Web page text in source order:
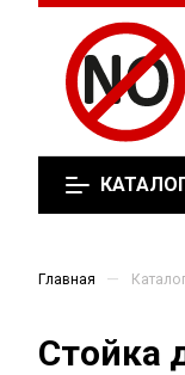
Главная —
Стойка